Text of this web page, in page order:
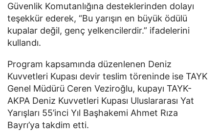
Güvenlik Komutanlığına desteklerinden dolayı
teşekkür ederek, “Bu yarışın en büyük ödülü
kupalar değil, genç yelkencilerdir.” ifadelerini
kullandı.
Program kapsamında düzenlenen Deniz
Kuvvetleri Kupası devir teslim töreninde ise TAYK
Genel Müdürü Ceren Veziroğlu, kupayı TAYK-
AKPA Deniz Kuvvetleri Kupası Uluslararası Yat
Yarışları 55’inci Yıl Başhakemi Ahmet Rıza
Bayrı’ya takdim etti.